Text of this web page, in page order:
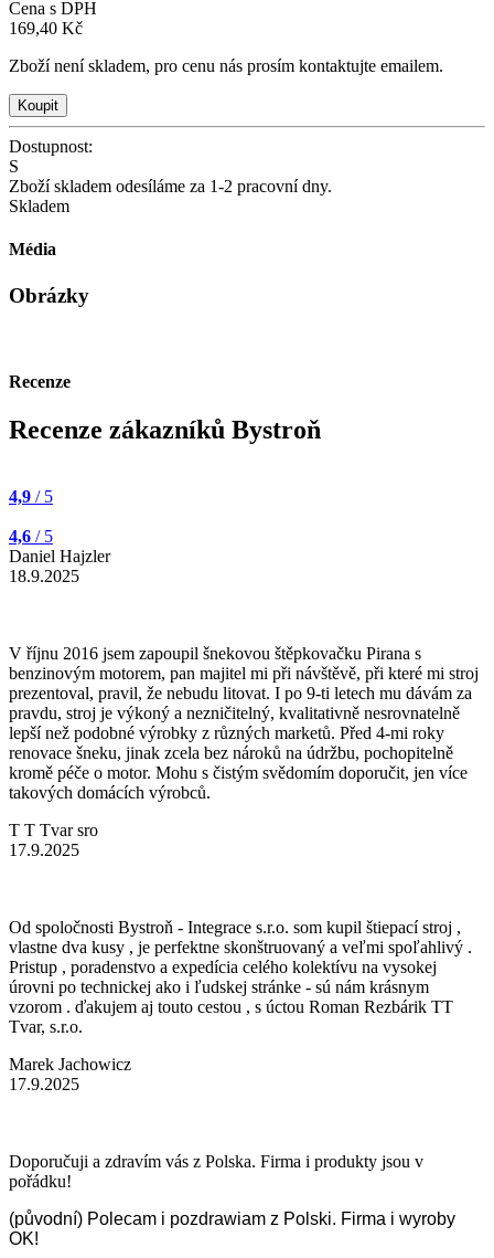
Cena s DPH
169,40 Kč
Zboží není skladem, pro cenu nás prosím kontaktujte emailem.
Dostupnost:
S
Zboží skladem odesíláme za 1-2 pracovní dny.
Skladem
Média
Obrázky
Recenze
Recenze zákazníků Bystroň
4,9 / 5
4,6 / 5
Daniel Hajzler
18.9.2025
V říjnu 2016 jsem zapoupil šnekovou štěpkovačku Pirana s
benzinovým motorem, pan majitel mi při návštěvě, při které mi stroj
prezentoval, pravil, že nebudu litovat. I po 9-ti letech mu dávám za
pravdu, stroj je výkoný a nezničitelný, kvalitativně nesrovnatelně
lepší než podobné výrobky z různých marketů. Před 4-mi roky
renovace šneku, jinak zcela bez nároků na údržbu, pochopitelně
kromě péče o motor. Mohu s čistým svědomím doporučit, jen více
takových domácích výrobců.
T T Tvar sro
17.9.2025
Od spoločnosti Bystroň - Integrace s.r.o. som kupil štiepací stroj ,
vlastne dva kusy , je perfektne skonštruovaný a veľmi spoľahlivý .
Pristup , poradenstvo a expedícia celého kolektívu na vysokej
úrovni po technickej ako i ľudskej stránke - sú nám krásnym
vzorom . ďakujem aj touto cestou , s úctou Roman Rezbárik TT
Tvar, s.r.o.
Marek Jachowicz
17.9.2025
Doporučuji a zdravím vás z Polska. Firma i produkty jsou v
pořádku!
(původní) Polecam i pozdrawiam z Polski. Firma i wyroby
OK!